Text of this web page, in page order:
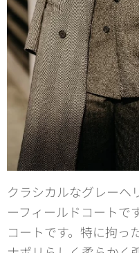
クラシカルなグレーヘ
ーフィールドコートで
コートです。特に拘っ